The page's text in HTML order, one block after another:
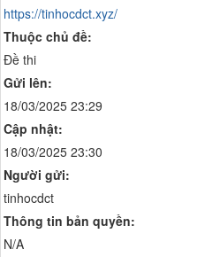
https://tinhocdct.xyz/
Thuộc chủ đề:
Đề thi
Gửi lên:
18/03/2025 23:29
Cập nhật:
18/03/2025 23:30
Người gửi:
tinhocdct
Thông tin bản quyền:
N/A